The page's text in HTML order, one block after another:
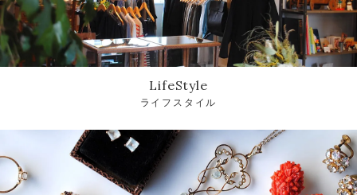
LifeStyle
ライフスタイル